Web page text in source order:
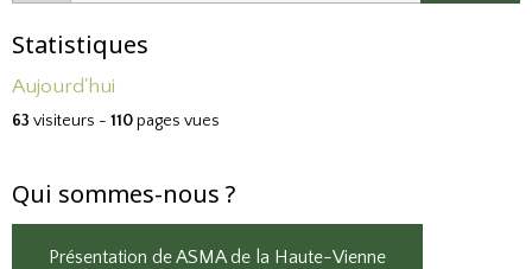
Statistiques
Aujourd'hui
63 visiteurs - 110pages vues
Qui sommes-nous ?
Présentation de ASMA de la Haute-Vienne